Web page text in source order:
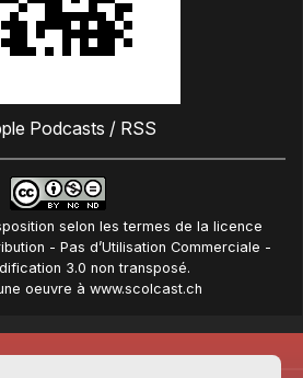
Podcasts / RSS
selon les termes de la licence
- Pas d’Utilisation Commerciale -
3.0 non transposé.
oeuvre à www.scolcast.ch